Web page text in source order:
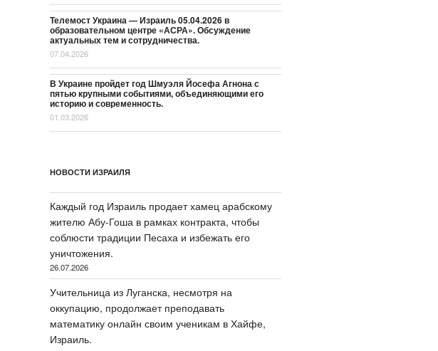
Телемост Украина — Израиль 05.04.2026 в
образовательном центре «АСРА». Обсуждение
актуальных тем и сотрудничества.
07.04.2026
В Украине пройдет год Шмуэля Йосефа Агнона с
пятью крупными событиями, объединяющими его
историю и современность.
01.03.2026
НОВОСТИ ИЗРАИЛЯ
Каждый год Израиль продает хамец арабскому
жителю Абу-Гоша в рамках контракта, чтобы
соблюсти традиции Песаха и избежать его
уничтожения.
26.07.2026
Учительница из Луганска, несмотря на
оккупацию, продолжает преподавать
математику онлайн своим ученикам в Хайфе,
Израиль.